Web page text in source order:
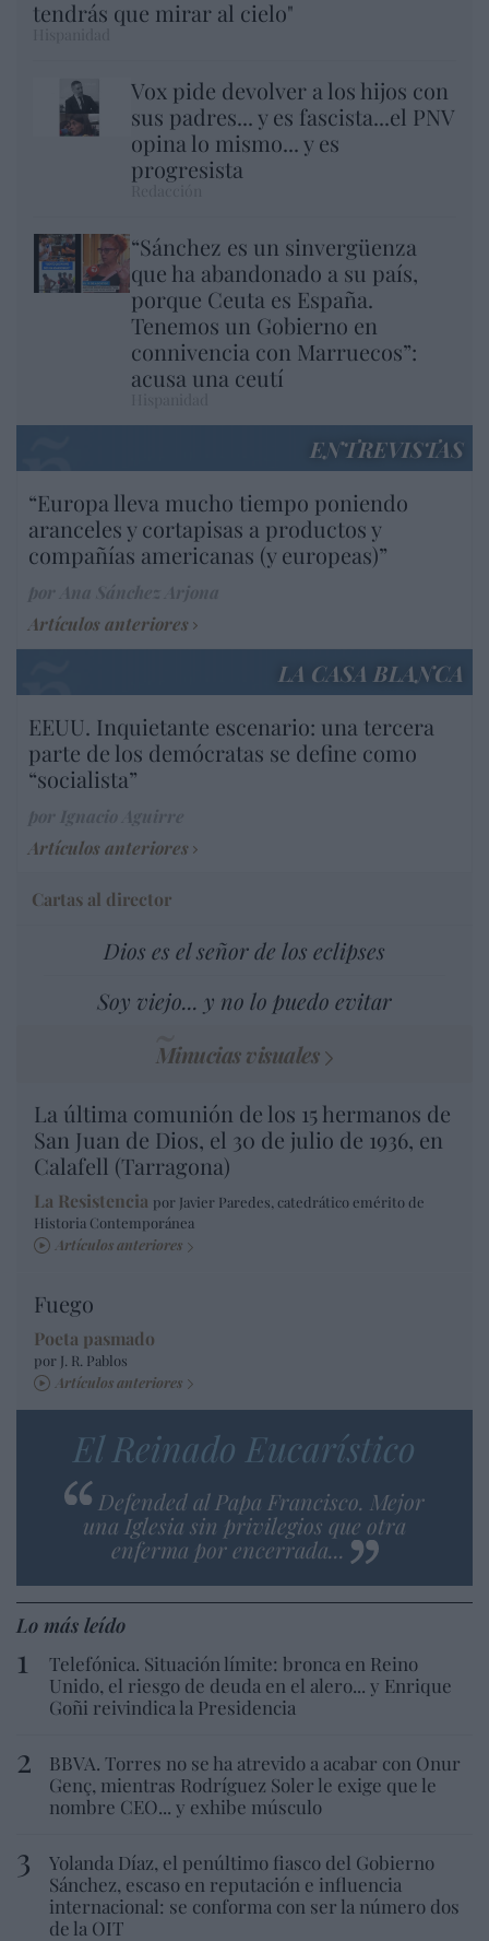
tendrás que mirar al cielo"
Vox pide devolver a los hijos con
sus padres... y es fascista...el PNV
opina lo mismo... y es
progresista
“Sánchez es un sinvergüenza
que ha abandonado a su país,
porque Ceuta es España.
Tenemos un Gobierno en
connivencia con Marruecos”:
acusa una ceutí
ENTREVISTAS
“Europa lleva mucho tiempo poniendo
aranceles y cortapisas a productos y
compañías americanas (y europeas)”
Artículos anteriores
LA CASA BLANCA
EEUU. Inquietante escenario: una tercera
parte de los demócratas se define como
“socialista”
Artículos anteriores
Cartas al director
Dios es el señor de los eclipses
Soy viejo... y no lo puedo evitar
Minucias visuales
La última comunión de los 15 hermanos de
San Juan de Dios, el 30 de julio de 1936, en
Calafell (Tarragona)
La Resistencia por Javier Paredes, catedrático emérito de
Historia Contemporánea
Artículos anteriores
Fuego
Poeta pasmado
por J. R. Pablos
Artículos anteriores
El Reinado Eucarístico
Defended al Papa Francisco. Mejor
una Iglesia sin privilegios que otra
enferma por encerrada...
Lo más leído
Telefónica. Situación límite: bronca en Reino
Unido, el riesgo de deuda en el alero... y Enrique
Goñi reivindica la Presidencia
BBVA. Torres no se ha atrevido a acabar con Onur
Genç, mientras Rodríguez Soler le exige que le
nombre CEO... y exhibe músculo
Yolanda Díaz, el penúltimo fiasco del Gobierno
Sánchez, escaso en reputación e influencia
internacional: se conforma con ser la número dos
de la OIT